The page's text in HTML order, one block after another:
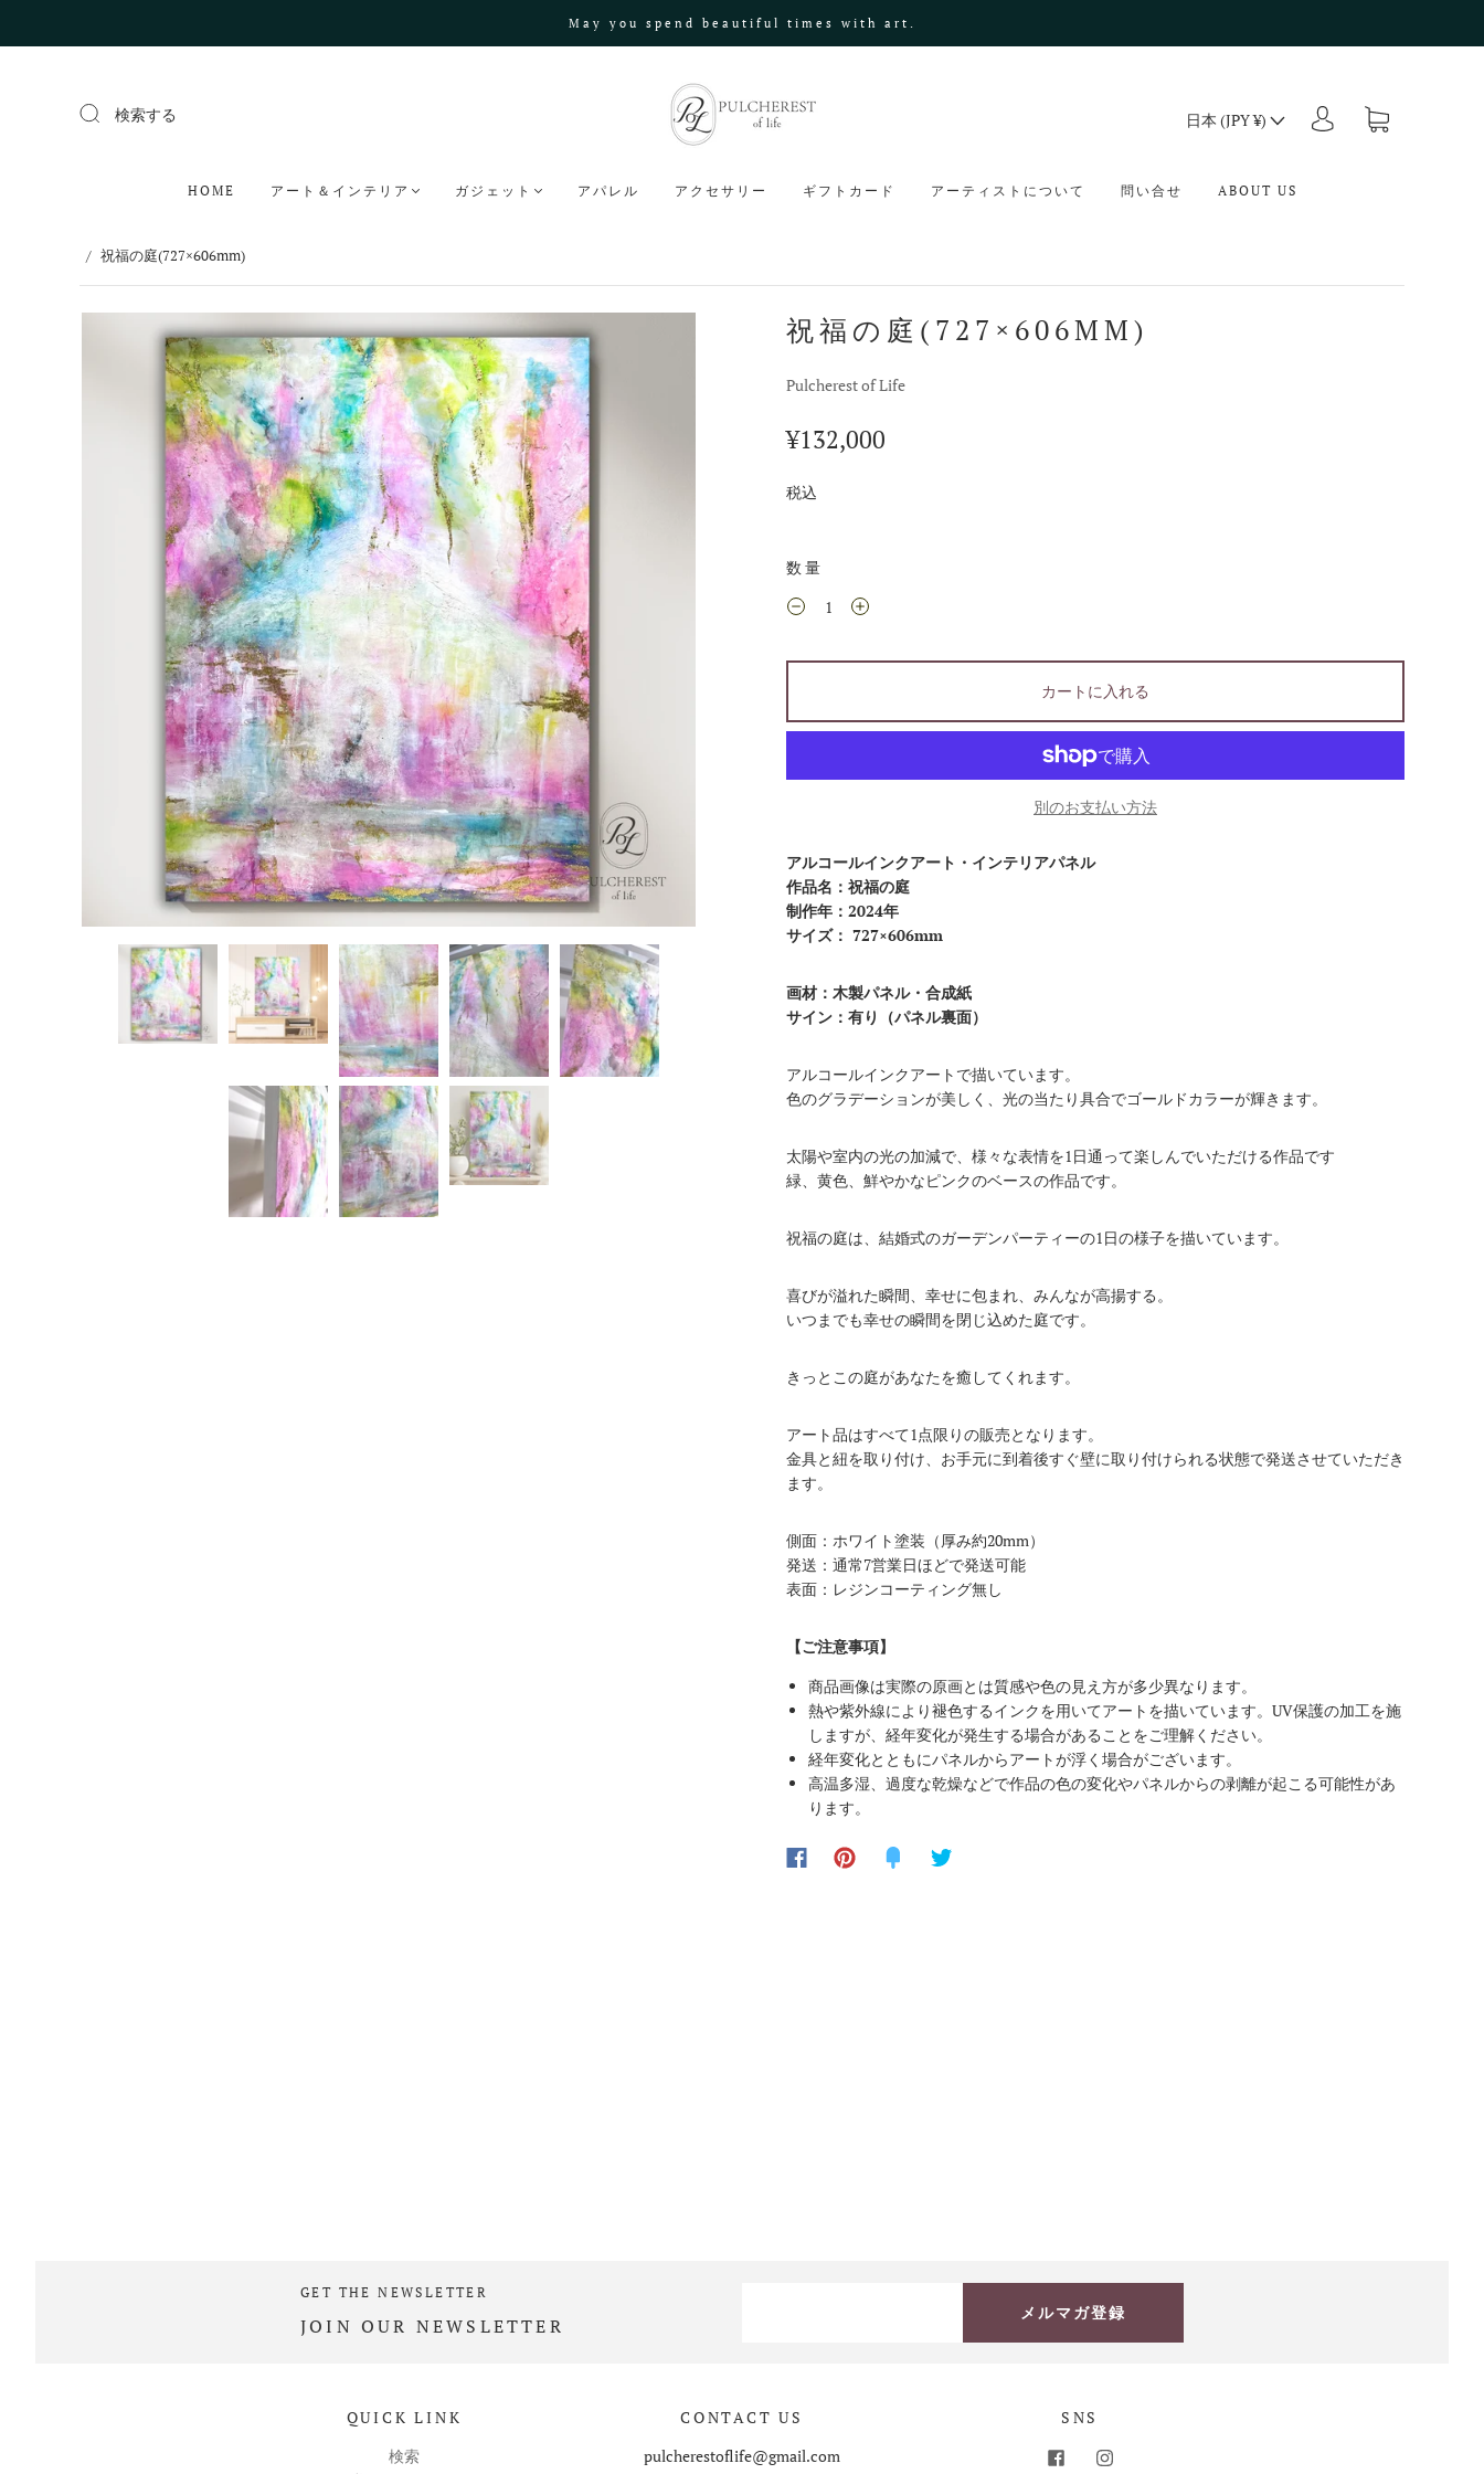
May you spend beautiful times with art.
検索する 日本 (JPY ¥)
HOME アート＆インテリア ガジェット アパレル アクセサリー ギフトカード アーティストについて 問い合せ ABOUT US
/ 祝福の庭(727×606mm)
祝福の庭(727×606MM)
Pulcherest of Life
¥132,000
税込
数量
カートに入れる
別のお支払い方法
アルコールインクアート・インテリアパネル
作品名：祝福の庭
制作年：2024年
サイズ： 727×606mm
画材：木製パネル・合成紙
サイン：有り（パネル裏面）
アルコールインクアートで描いています。
色のグラデーションが美しく、光の当たり具合でゴールドカラーが輝きます。
太陽や室内の光の加減で、様々な表情を1日通って楽しんでいただける作品です
緑、黄色、鮮やかなピンクのベースの作品です。
祝福の庭は、結婚式のガーデンパーティーの1日の様子を描いています。
喜びが溢れた瞬間、幸せに包まれ、みんなが高揚する。
いつまでも幸せの瞬間を閉じ込めた庭です。
きっとこの庭があなたを癒してくれます。
アート品はすべて1点限りの販売となります。
金具と紐を取り付け、お手元に到着後すぐ壁に取り付けられる状態で発送させていただき
ます。
側面：ホワイト塗装（厚み約20mm）
発送：通常7営業日ほどで発送可能
表面：レジンコーティング無し
【ご注意事項】
商品画像は実際の原画とは質感や色の見え方が多少異なります。
熱や紫外線により褪色するインクを用いてアートを描いています。UV保護の加工を施
しますが、経年変化が発生する場合があることをご理解ください。
経年変化とともにパネルからアートが浮く場合がございます。
高温多湿、過度な乾燥などで作品の色の変化やパネルからの剥離が起こる可能性があ
ります。
GET THE NEWSLETTER
JOIN OUR NEWSLETTER
メルマガ登録
QUICK LINK
検索
CONTACT US
pulcherestoflife@gmail.com
SNS